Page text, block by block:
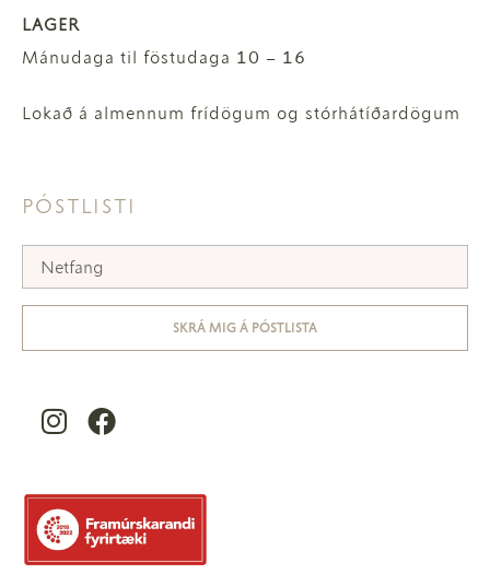
LAGER
Mánudaga til föstudaga 10 – 16
Lokað á almennum frídögum og stórhátíðardögum
PÓSTLISTI
SKRÁ MIG Á PÓSTLISTA